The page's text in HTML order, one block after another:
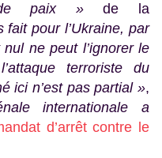
paix »
de la
fait pour l’Ukraine, par
ne peut l’ignorer le
terroriste du
ici n’est pas partial »,
internationale a
d’arrêt contre le